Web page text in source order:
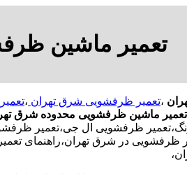
تعمیر ماشین
،تعمیر ظرفشویی شرق تهران ،
تعمیر ماشین ظرفشویی محدوده شرق
ظرفشویی ال جی،تعمیر
ظرفشویی در شرق تهران،راهنمای